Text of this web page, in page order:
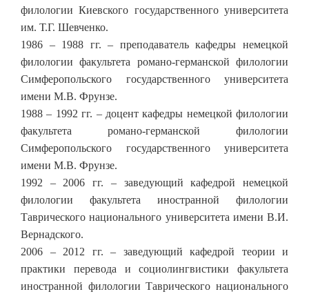
филологии Киевского государственного университета
им. Т.Г. Шевченко.
1986 – 1988 гг. – преподаватель кафедры немецкой
филологии факультета романо-германской филологии
Симферопольского государственного университета
имени М.В. Фрунзе.
1988 – 1992 гг. – доцент кафедры немецкой филологии
факультета романо-германской филологии
Симферопольского государственного университета
имени М.В. Фрунзе.
1992 – 2006 гг. – заведующий кафедрой немецкой
филологии факультета иностранной филологии
Таврического национального университета имени В.И.
Вернадского.
2006 – 2012 гг. – заведующий кафедрой теории и
практики перевода и социолингвистики факультета
иностранной филологии Таврического национального